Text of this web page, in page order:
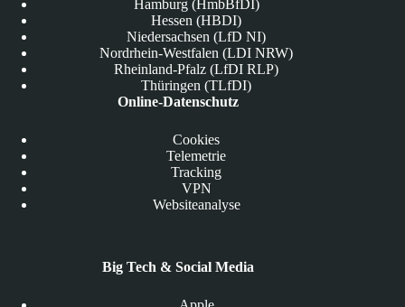
Hamburg (HmbBfDI)
Hessen (HBDI)
Niedersachsen (LfD NI)
Nordrhein-Westfalen (LDI NRW)
Rheinland-Pfalz (LfDI RLP)
Thüringen (TLfDI)
Online-Datenschutz
Cookies
Telemetrie
Tracking
VPN
Websiteanalyse
Big Tech & Social Media